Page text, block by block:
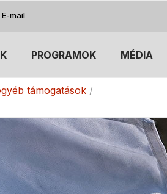
E-mail
PROGRAMOK MÉDIA
támogatások